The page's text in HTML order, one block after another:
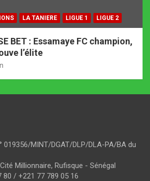
LA TANIERE LIGUE 1 LIGUE 2
BET : Essamaye FC champion,
l’élite
019356/MINT/DGAT/DLP/DLA-PA/BA du
Millionnaire, Rufisque - Sénégal
80 / +221 77 789 05 16